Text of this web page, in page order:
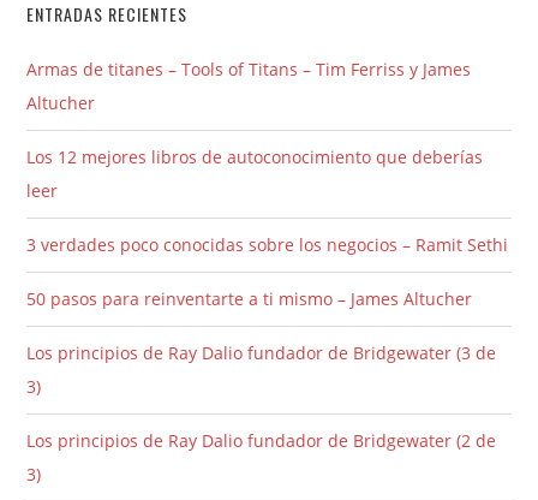
ENTRADAS RECIENTES
Armas de titanes – Tools of Titans – Tim Ferriss y James
Altucher
Los 12 mejores libros de autoconocimiento que deberías
leer
3 verdades poco conocidas sobre los negocios – Ramit Sethi
50 pasos para reinventarte a ti mismo – James Altucher
Los principios de Ray Dalio fundador de Bridgewater (3 de
3)
Los principios de Ray Dalio fundador de Bridgewater (2 de
3)